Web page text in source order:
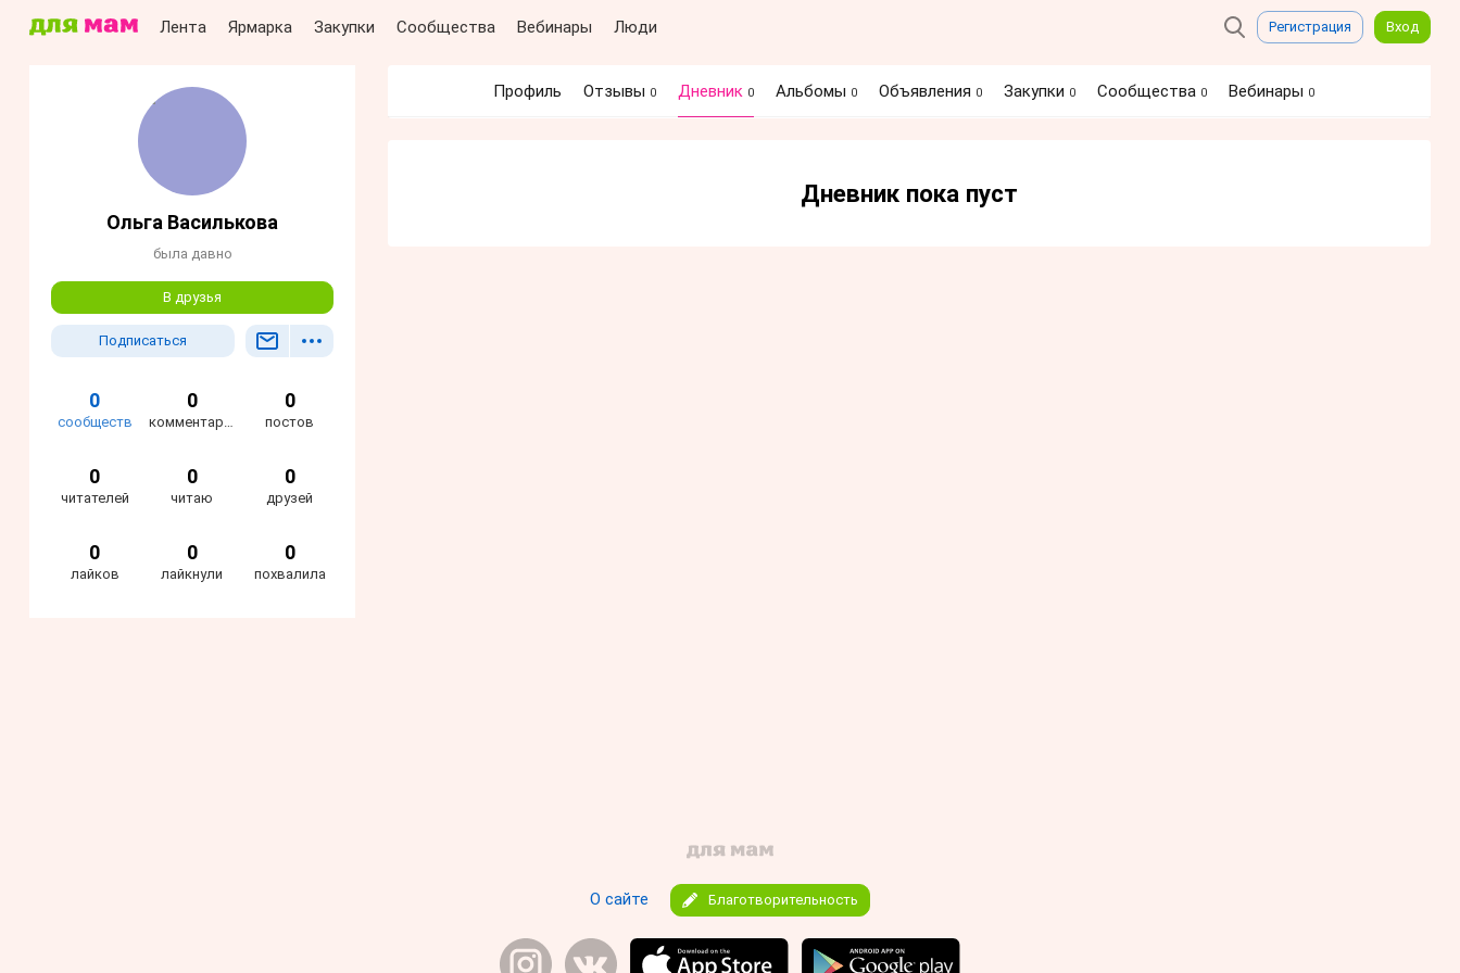
Лента Ярмарка Закупки Сообщества Вебинары Люди Регистрация Вход
Ольга Василькова
была давно
В друзья
Подписаться
0
сообществ
0
комментариев
0
постов
0
читателей
0
читаю
0
друзей
0
лайков
0
лайкнули
0
похвалила
Профиль Отзывы 0 Дневник 0 Альбомы 0 Объявления 0 Закупки 0 Сообщества 0 Вебинары 0
Дневник пока пуст
О сайте Благотворительность